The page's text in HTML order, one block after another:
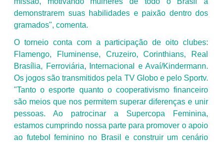
demonstrarem suas habilidades e paixão dentro dos
gramados", comenta.
O torneio conta com a participação de oito clubes:
Flamengo, Fluminense, Cruzeiro, Corinthians, Real
Brasília, Ferroviária, Internacional e Avaí/Kindermann.
Os jogos são transmitidos pela TV Globo e pelo Sportv.
"Tanto o esporte quanto o cooperativismo financeiro
são meios que nos permitem superar diferenças e unir
pessoas. Ao patrocinar a Supercopa Feminina,
estamos cumprindo nossa parte para promover o apoio
ao futebol feminino no Brasil e construir um cenário